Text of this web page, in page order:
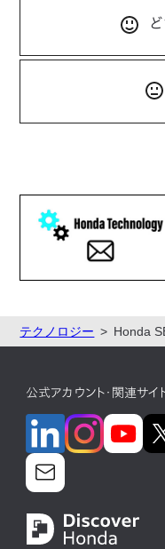
テクノロジー Honda
公式アカウント・関連サイ